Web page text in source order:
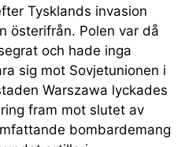
Tysklands invasion
österifrån. Polen var då
och hade inga
sig mot Sovjetunionen i
Warszawa lyckades
fram mot slutet av
bombardemang